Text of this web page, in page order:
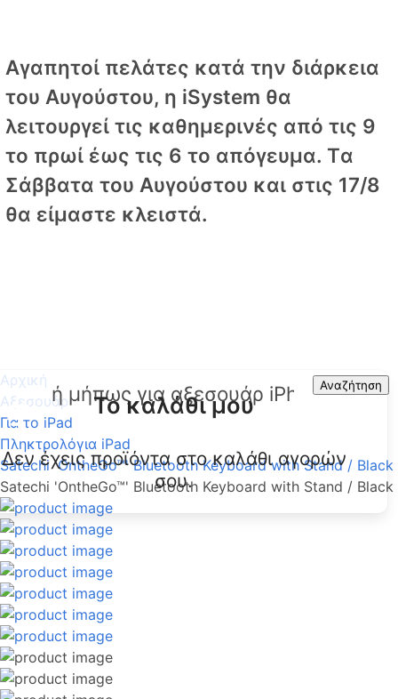
Αγαπητοί πελάτες κατά την διάρκεια
του Αυγούστου, η iSystem θα
λειτουργεί τις καθημερινές από τις 9
το πρωί έως τις 6 το απόγευμα. Tα
Σάββατα του Αυγούστου και στις 17/8
θα είμαστε κλειστά.
Αναζήτηση
Το καλάθι μου
Δεν έχεις προϊόντα στο καλάθι αγορών
σου.
Αρχική
Αξεσουάρ
Για το iPad
Πληκτρολόγια iPad
Satechi 'OntheGo™' Bluetooth Keyboard with Stand / Black
Satechi 'OntheGo™' Bluetooth Keyboard with Stand / Black